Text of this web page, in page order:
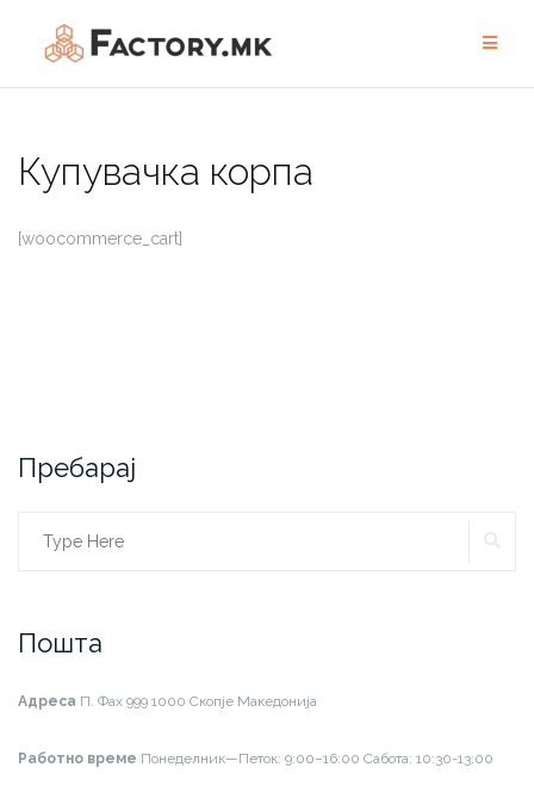
Купувачка корпа
[woocommerce_cart]
Пребарај
Search
Пошта
Адреса П. Фах 999 1000 Скопје Македонија
Работно време Понеделник—Петок: 9:00–16:00 Сабота: 10:30-13:00